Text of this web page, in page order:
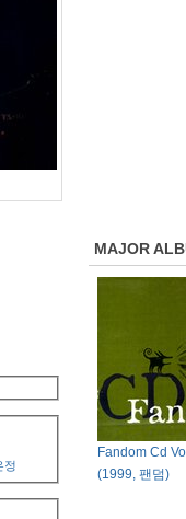
정
MAJOR
Fandom Cd
(1999, 팬덤)